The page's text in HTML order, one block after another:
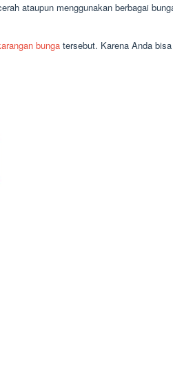
ataupun menggunakan berbagai
bunga tersebut. Karena Anda